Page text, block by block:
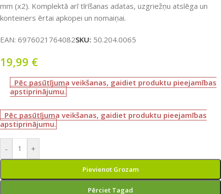
mm (x2). Komplektā arī tīrīšanas adatas, uzgriežņu atslēga un
konteiners ērtai apkopei un nomaiņai.
EAN: 6976021764082SKU: 50.204.0065
19,99 €
Pēc pasūtījuma veikšanas, gaidiet produktu pieejamības
apstiprinājumu.
Pēc pasūtījuma veikšanas, gaidiet produktu pieejamības
apstiprinājumu.
- +
Pievienot Grozam
Pērciet Tagad